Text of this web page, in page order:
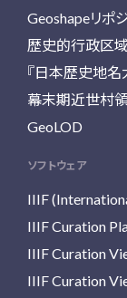
Geoshapeリポ
歴史的行政区
『日本歴史地名
幕末期近世村
GeoLOD
ソフトウェア
IIIF
IIIF Curation
IIIF Curation
IIIF Curation